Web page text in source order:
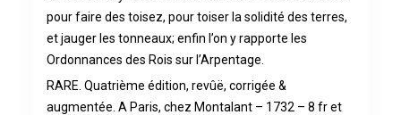
pour faire des toisez, pour toiser la solidité des terres,
et jauger les tonneaux; enfin l’on y rapporte les
Ordonnances des Rois sur l’Arpentage.
RARE. Quatrième édition, revûë, corrigée &
augmentée. A Paris, chez Montalant – 1732 – 8 fr et